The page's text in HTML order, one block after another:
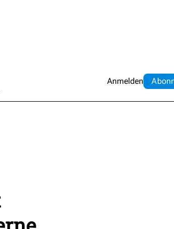
Anmelden Abo